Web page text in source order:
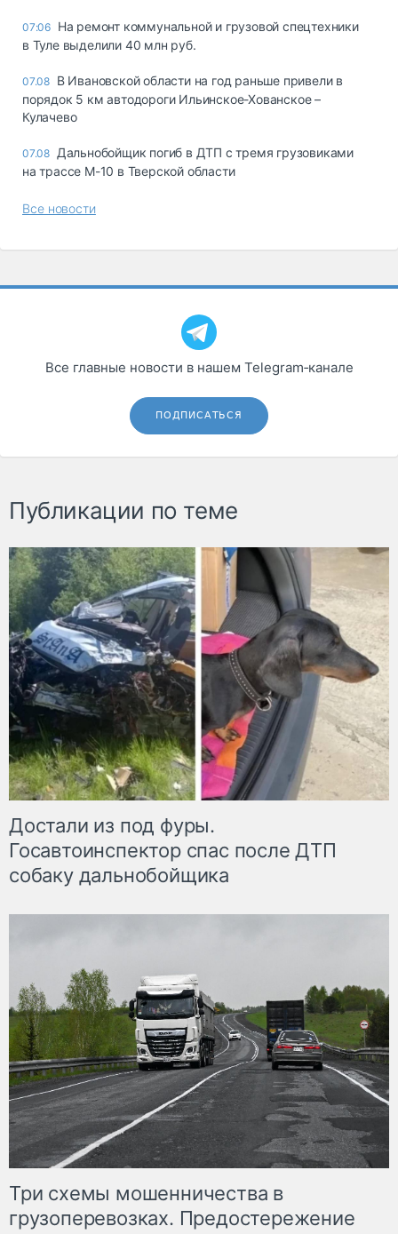
07:06 На ремонт коммунальной и грузовой спецтехники
в Туле выделили 40 млн руб.
07.08 В Ивановской области на год раньше привели в
порядок 5 км автодороги Ильинское-Хованское –
Кулачево
07.08 Дальнобойщик погиб в ДТП с тремя грузовиками
на трассе М-10 в Тверской области
Все новости
Все главные новости в нашем Telegram‑канале
ПОДПИСАТЬСЯ
Публикации по теме
Достали из под фуры.
Госавтоинспектор спас после ДТП
собаку дальнобойщика
Три схемы мошенничества в
грузоперевозках. Предостережение